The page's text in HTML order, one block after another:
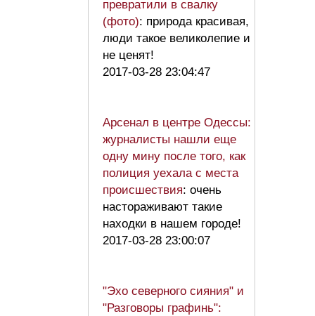
превратили в свалку
(фото): природа красивая,
люди такое великолепие и
не ценят!
2017-03-28 23:04:47
Арсенал в центре Одессы:
журналисты нашли еще
одну мину после того, как
полиция уехала с места
происшествия: очень
настораживают такие
находки в нашем городе!
2017-03-28 23:00:07
"Эхо северного сияния" и
"Разговоры графинь":